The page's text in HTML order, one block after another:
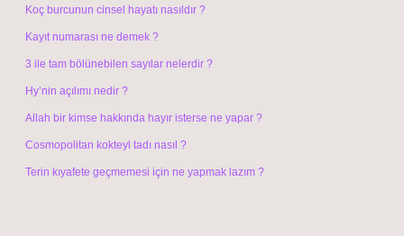
Koç burcunun cinsel hayatı nasıldır ?
Kayıt numarası ne demek ?
3 ile tam bölünebilen sayılar nelerdir ?
Hy’nin açılımı nedir ?
Allah bir kimse hakkında hayır isterse ne yapar ?
Cosmopolitan kokteyl tadı nasıl ?
Terin kıyafete geçmemesi için ne yapmak lazım ?